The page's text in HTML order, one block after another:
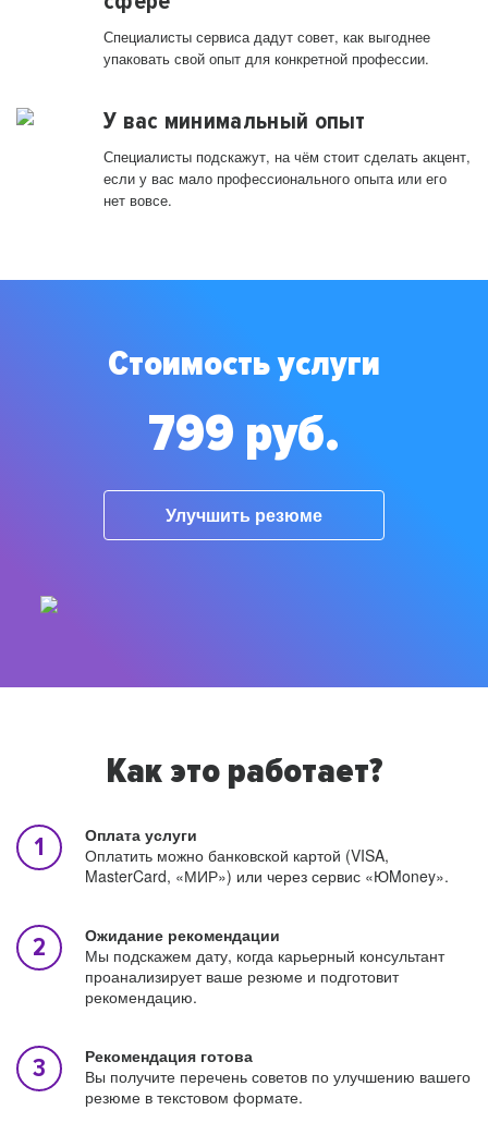
Специалисты сервиса дадут совет, как выгоднее
упаковать свой опыт для конкретной профессии.
У вас минимальный опыт
Специалисты подскажут, на чём стоит сделать акцент,
если у вас мало профессионального опыта или его
нет вовсе.
Стоимость услуги
799 руб.
Улучшить резюме
Как это работает?
Оплата услуги
Оплатить можно банковской картой (VISA,
MasterCard, «МИР») или через сервис «ЮMoney».
Ожидание рекомендации
Мы подскажем дату, когда карьерный консультант
проанализирует ваше резюме и подготовит
рекомендацию.
Рекомендация готова
Вы получите перечень советов по улучшению вашего
резюме в текстовом формате.